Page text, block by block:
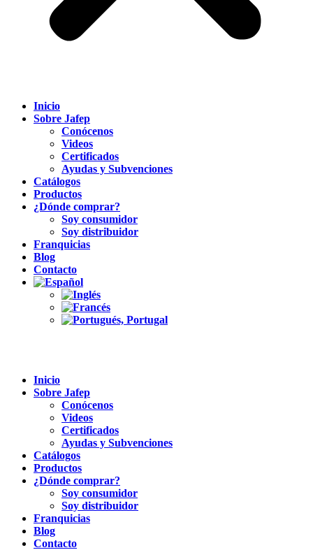
Inicio
Sobre Jafep
Conócenos
Videos
Certificados
Ayudas y Subvenciones
Catálogos
Productos
¿Dónde comprar?
Soy consumidor
Soy distribuidor
Franquicias
Blog
Contacto
Inicio
Sobre Jafep
Conócenos
Videos
Certificados
Ayudas y Subvenciones
Catálogos
Productos
¿Dónde comprar?
Soy consumidor
Soy distribuidor
Franquicias
Blog
Contacto